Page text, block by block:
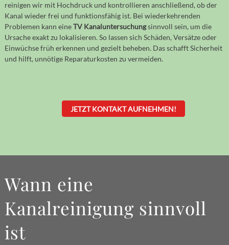
reinigen wir mit Hochdruck und kontrollieren anschließend, ob der
Kanal wieder frei und funktionsfähig ist. Bei wiederkehrenden
Problemen kann eineTV Kanaluntersuchungsinnvoll sein, um die
Ursache exakt zu lokalisieren. So lassen sich Schäden, Versätze oder
Einwüchse früh erkennen und gezielt beheben. Das schafft Sicherheit
und hilft, unnötige Reparaturkosten zu vermeiden.
JETZT KONTAKT AUFNEHMEN!
Wann eine
Kanalreinigung sinnvoll
ist